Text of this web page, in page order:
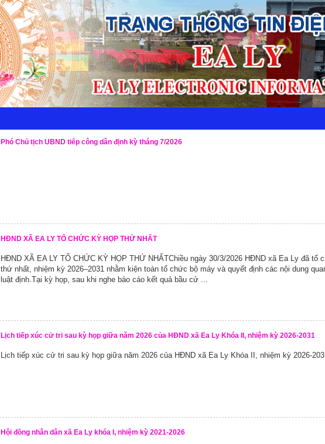
Phó Chủ tịch UBND tiếp công dân định kỳ tháng 7/2026
HĐND XÃ EA LY TỔ CHỨC KỲ HỌP THỨ NHẤT
HĐND XÃ EA LY TỔ CHỨC KỲ HỌP THỨ NHẤTChiều ngày 30/3/2026 HĐND xã Ea Ly đã tổ
thứ nhất, nhiệm kỳ 2026–2031 nhằm kiện toàn tổ chức bộ máy và quyết định các nội dung
luật định.Tại kỳ họp, sau khi nghe báo cáo kết quả bầu cử ...
Lịch tiếp xúc cử tri sau kỳ họp giữa năm 2026 của HĐND xã Ea Ly Khóa II, nhiệm kỳ 2026-2031
Lịch tiếp xúc cử tri sau kỳ họp giữa năm 2026 của HĐND xã Ea Ly Khóa II, nhiệm kỳ 2026-
Hội đồng nhân dân xã Ea Ly khóa I, nhiệm kỳ 2021-2026